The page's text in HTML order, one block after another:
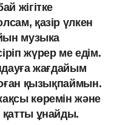
жігітке
қазір үлкен
музыка
жүрер ме едім.
жағдайым
қызықпаймын.
көремін және
қатты ұнайды.